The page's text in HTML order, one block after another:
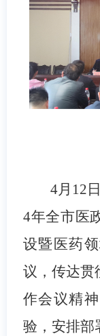
4月12
4年全市医
设暨医药
议，传达贯
作会议精
验，安排部